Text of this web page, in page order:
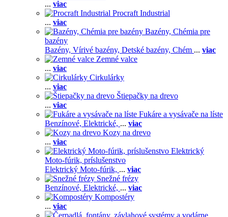
... viac
Procraft Industrial
... viac
Bazény, Chémia pre
bazény
Bazény, Vírivé bazény, Detské bazény, Chém ... viac
Zemné valce
... viac
Cirkulárky
... viac
Štiepačky na drevo
... viac
Fukáre a vysávače na líste
Benzínové, Elektrické, ... viac
Kozy na drevo
... viac
Elektrický
Moto-fúrik, príslušenstvo
Elektrický Moto-fúrik, ... viac
Snežné frézy
Benzínové, Elektrické, ... viac
Kompostéry
... viac